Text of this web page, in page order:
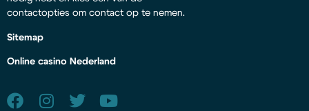
contactopties om contact op te nemen.
Sitemap
Online casino Nederland